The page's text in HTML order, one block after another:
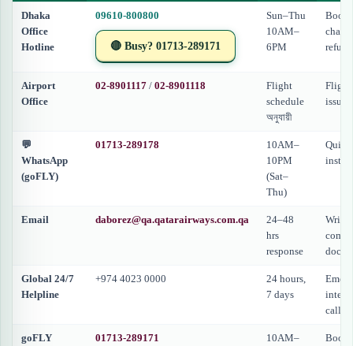
Dhaka
Office
Hotline
09610-800800
🔴 Busy? 01713-289171
Sun–Thu
10AM–
6PM
Airport
Office
02-8901117 / 02-8901118
Flight
schedule
অনুযায়ী
issues
💬
WhatsApp
(goFLY)
01713-289178
10AM–
10PM
(Sat–
Thu)
Quick
Email daborez@qa.qatarairways.com.qa
24–48
hrs
response
Global 24/7
Helpline
+974 4023 0000
24 hours,
7 days
calls
goFLY
01713-289171
10AM–